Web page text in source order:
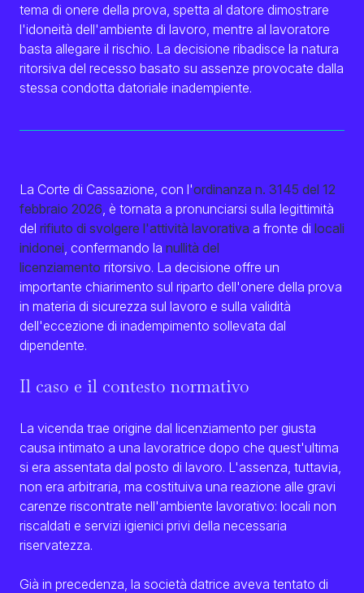
tema di onere della prova, spetta al datore dimostrare
l'idoneità dell'ambiente di lavoro, mentre al lavoratore
basta allegare il rischio. La decisione ribadisce la natura
ritorsiva del recesso basato su assenze provocate dalla
stessa condotta datoriale inadempiente.
La Corte di Cassazione, con l'ordinanza n. 3145 del 12
febbraio 2026 , è tornata a pronunciarsi sulla legittimità
del rifiuto di svolgere l'attività lavorativa a fronte di locali
inidonei , confermando la nullità del
licenziamento ritorsivo. La decisione offre un
importante chiarimento sul riparto dell'onere della prova
in materia di sicurezza sul lavoro e sulla validità
dell'eccezione di inadempimento sollevata dal
dipendente.
Il caso e il contesto normativo
La vicenda trae origine dal licenziamento per giusta
causa intimato a una lavoratrice dopo che quest'ultima
si era assentata dal posto di lavoro. L'assenza, tuttavia,
non era arbitraria, ma costituiva una reazione alle gravi
carenze riscontrate nell'ambiente lavorativo: locali non
riscaldati e servizi igienici privi della necessaria
riservatezza.
Già in precedenza, la società datrice aveva tentato di